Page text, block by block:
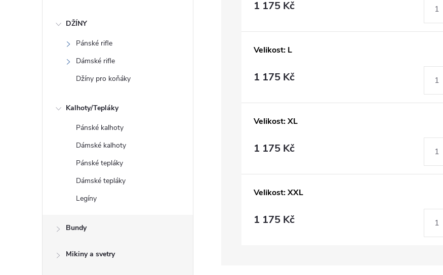
DŽÍNY
Pánské rifle
Dámské rifle
Džíny pro koňáky
Kalhoty/Tepláky
Pánské kalhoty
Dámské kalhoty
Pánské tepláky
Dámské tepláky
Legíny
Bundy
Mikiny a svetry
1 175 Kč
Velikost: L
1 175 Kč
Velikost: XL
1 175 Kč
Velikost: XXL
1 175 Kč